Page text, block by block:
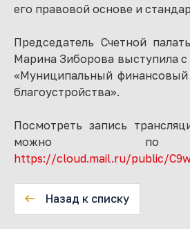
его правовой основе и
Председатель Счетной
Марина Зиборова выступила
«Муниципальный
благоустройства».
Посмотреть запись
можно по
https://cloud.mail.ru/public/
Назад к списку